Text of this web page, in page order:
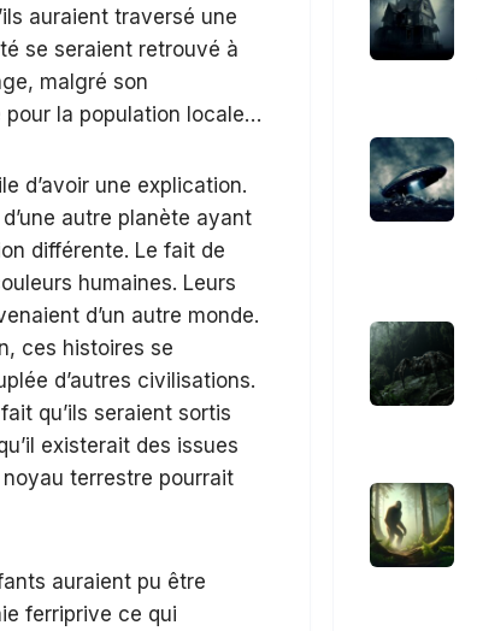
auraient traversé une
se seraient retrouvé à
malgré son
la population locale…
d’avoir une explication.
autre planète ayant
différente. Le fait de
humaines. Leurs
d’un autre monde.
ces histoires se
d’autres civilisations.
qu’ils seraient sortis
existerait des issues
terrestre pourrait
auraient pu être
ferriprive ce qui